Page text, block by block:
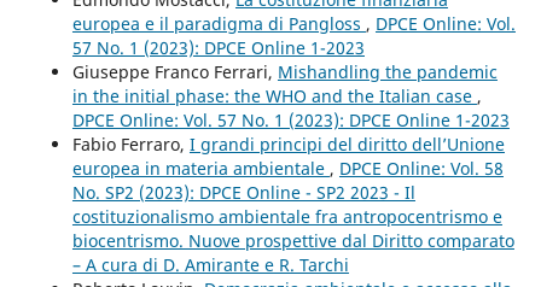
europea e il paradigma di Pangloss , DPCE Online: Vol.
57 No. 1 (2023): DPCE Online 1-2023
Giuseppe Franco Ferrari, Mishandling the pandemic
in the initial phase: the WHO and the Italian case ,
DPCE Online: Vol. 57 No. 1 (2023): DPCE Online 1-2023
Fabio Ferraro, I grandi principi del diritto dell’Unione
europea in materia ambientale , DPCE Online: Vol. 58
No. SP2 (2023): DPCE Online - SP2 2023 - Il
costituzionalismo ambientale fra antropocentrismo e
biocentrismo. Nuove prospettive dal Diritto comparato
– A cura di D. Amirante e R. Tarchi